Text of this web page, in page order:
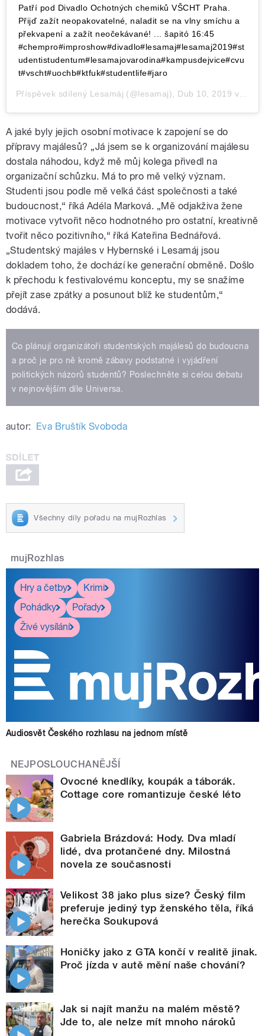
Patří pod Divadlo Ochotných chemiků VŠCHT Praha.
Přijď zažít neopakovatelné, naladit se na vlny smíchu a
překvapení a zažít neočekávané! ... šapitó 16:45
#chempro#improshow#divadlo#lesamaj#lesamaj2019#st
udentistudentum#lesamajovarodina#kampusdejvice#cvu
t#vscht#uochb#ktfuk#studentlife#jaro
Příspěvek sdílený Lesamáj (@lesamaj), Dub 10, 2019 v 9:08 PDT
A jaké byly jejich osobní motivace k zapojení se do
přípravy majálesů? „Já jsem se k organizování majálesu
dostala náhodou, když mě můj kolega přivedl na
organizační schůzku. Má to pro mě velký význam.
Studenti jsou podle mě velká část společnosti a také
budoucnost,“ říká Adéla Marková. „Mě odjakživa žene
motivace vytvořit něco hodnotného pro ostatní, kreativně
tvořit něco pozitivního,“ říká Kateřina Bednářová.
„Studentský majáles v Hybernské i Lesamáj jsou
dokladem toho, že dochází ke generační obměně. Došlo
k přechodu k festivalovému konceptu, my se snažíme
přejít zase zpátky a posunout blíž ke studentům,“
dodává.
Co plánují organizátoři studentských majálesů do budoucna
a proč je pro ně kromě zábavy podstatné i vyjádření
politických názorů studentů? Poslechněte si celou debatu
v nejnovějším díle Universa.
autor: Eva Bruštík Svoboda
Všechny díly pořadu na mujRozhlas
mujRozhlas
Hry a četby
Krimi
Pohádky
Pořady
Živé vysílání
Audiosvět Českého rozhlasu na jednom místě
NEJPOSLOUCHANĚJŠÍ
Ovocné knedlíky, koupák a táborák.
Cottage core romantizuje české léto
Gabriela Brázdová: Hody. Dva mladí
lidé, dva protančené dny. Milostná
novela ze současnosti
Velikost 38 jako plus size? Český film
preferuje jediný typ ženského těla, říká
herečka Soukupová
Honičky jako z GTA končí v realitě jinak.
Proč jízda v autě mění naše chování?
Jak si najít manžu na malém městě?
Jde to, ale nelze mít mnoho nároků